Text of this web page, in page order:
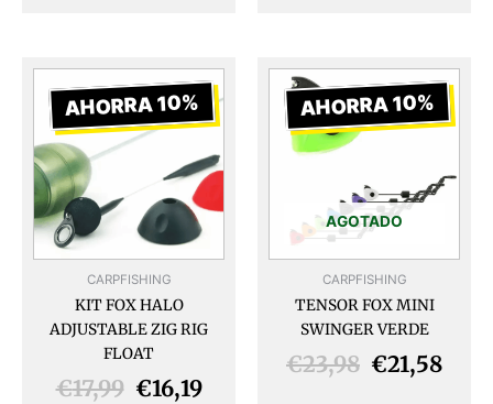
AHORRA 10%
CARPFISHING
KIT FOX HALO
ADJUSTABLE ZIG RIG
FLOAT
€17,99
El
precio
original
€17,99.
€16,19
El
precio
actual
es:
€16,19.
AHORRA 10%
AGOTADO
CARPFISHING
TENSOR FOX MINI
SWINGER VERDE
€23,98
El
precio
original
€23,98.
€21,58
El